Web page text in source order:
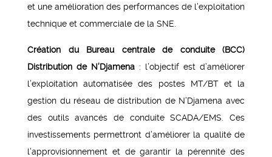
et une amélioration des performances de l’exploitation
technique et commerciale de la SNE.
Création du Bureau centrale de conduite (BCC)
Distribution de N’Djamena : l’objectif est d’améliorer
l’exploitation automatisée des postes MT/BT et la
gestion du réseau de distribution de N’Djamena avec
des outils avancés de conduite SCADA/EMS. Ces
investissements permettront d’améliorer la qualité de
l’approvisionnement et de garantir la pérennité des